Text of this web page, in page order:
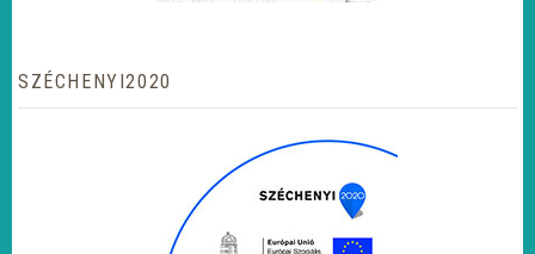
SZÉCHENYI2020